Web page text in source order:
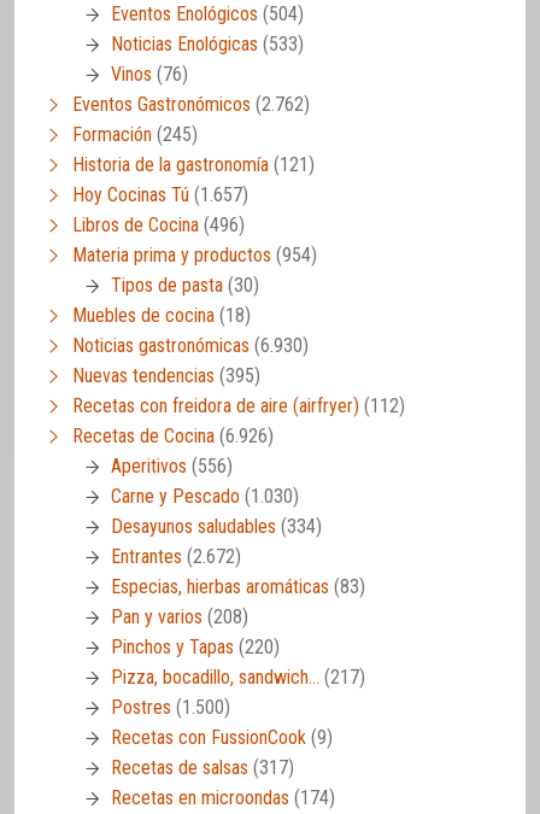
Eventos Enológicos (504)
Noticias Enológicas (533)
Vinos (76)
Eventos Gastronómicos (2.762)
Formación (245)
Historia de la gastronomía (121)
Hoy Cocinas Tú (1.657)
Libros de Cocina (496)
Materia prima y productos (954)
Tipos de pasta (30)
Muebles de cocina (18)
Noticias gastronómicas (6.930)
Nuevas tendencias (395)
Recetas con freidora de aire (airfryer) (112)
Recetas de Cocina (6.926)
Aperitivos (556)
Carne y Pescado (1.030)
Desayunos saludables (334)
Entrantes (2.672)
Especias, hierbas aromáticas (83)
Pan y varios (208)
Pinchos y Tapas (220)
Pizza, bocadillo, sandwich… (217)
Postres (1.500)
Recetas con FussionCook (9)
Recetas de salsas (317)
Recetas en microondas (174)